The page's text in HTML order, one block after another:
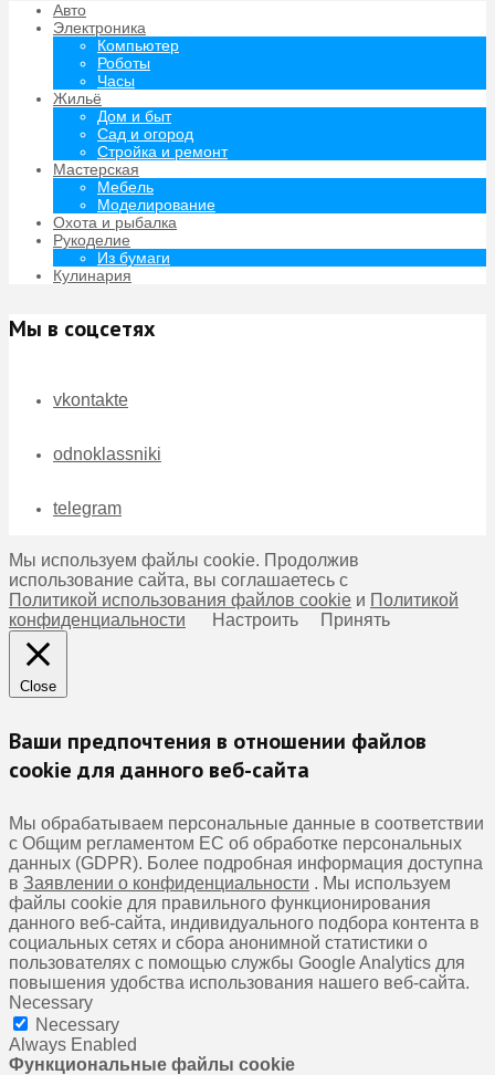
Авто
Электроника
Компьютер
Роботы
Часы
Жильё
Дом и быт
Сад и огород
Стройка и ремонт
Мастерская
Мебель
Моделирование
Охота и рыбалка
Рукоделие
Из бумаги
Кулинария
Мы в соцсетях
vkontakte
odnoklassniki
telegram
Мы используем файлы cookie. Продолжив
использование сайта, вы соглашаетесь с
Политикой использования файлов cookie и Политикой
конфиденциальности
Настроить Принять
Close
Ваши предпочтения в отношении файлов
cookie для данного веб-сайта
Мы обрабатываем персональные данные в соответствии
с Общим регламентом ЕС об обработке персональных
данных (GDPR). Более подробная информация доступна
в Заявлении о конфиденциальности . Мы используем
файлы cookie для правильного функционирования
данного веб-сайта, индивидуального подбора контента в
социальных сетях и сбора анонимной статистики о
пользователях с помощью службы Google Analytics для
повышения удобства использования нашего веб-сайта.
Necessary
Necessary
Always Enabled
Функциональные файлы cookie